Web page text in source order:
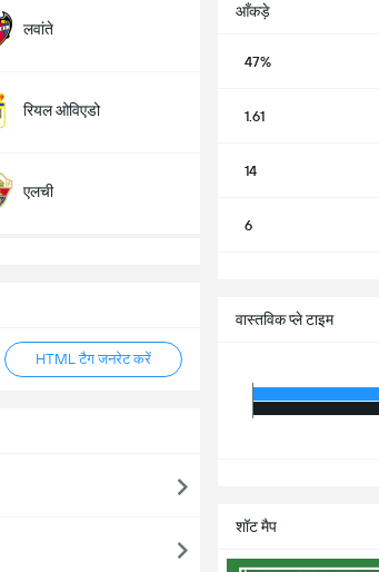
लवांते
रियल ओविएडो
एलची
HTML टैग जनरेट करें
आँकड़े
47%
1.61
14
6
वास्तविक प्ले टाइम
शॉट मैप